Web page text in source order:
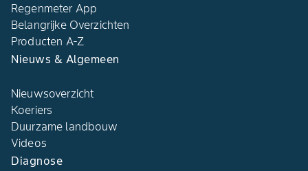
Regenmeter App
Belangrijke Overzichten
Producten A-Z
Nieuws & Algemeen
Nieuwsoverzicht
Koeriers
Duurzame landbouw
Videos
Diagnose